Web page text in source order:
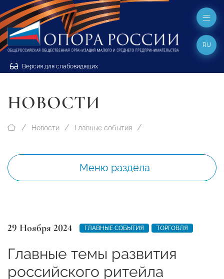
Версия для слабовидящих
RU
НОВОСТИ
Новости Главные события
Меню раздела
29 Ноября 2024 ГЛАВНЫЕ СОБЫТИЯ ТОРГОВЛЯ
Главные темы развития
российского ритейла